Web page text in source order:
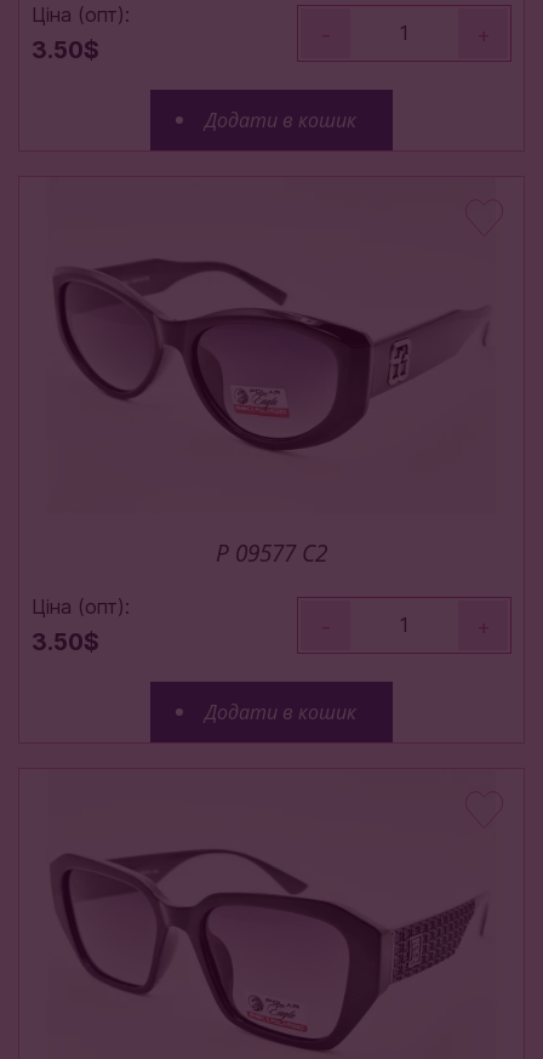
Ціна (опт):
3.50$
- +
Додати в кошик
P 09577 C2
Ціна (опт):
3.50$
- +
Додати в кошик